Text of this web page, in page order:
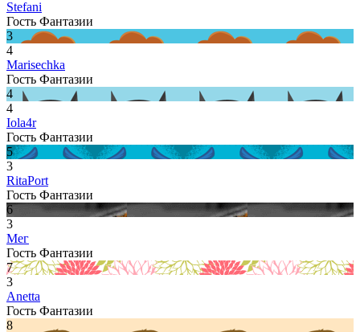
Stefani
Гость Фантазии
3
4
Marisechka
Гость Фантазии
4
4
Iola4r
Гость Фантазии
5
3
RitaPort
Гость Фантазии
6
3
Мег
Гость Фантазии
7
3
Anetta
Гость Фантазии
8